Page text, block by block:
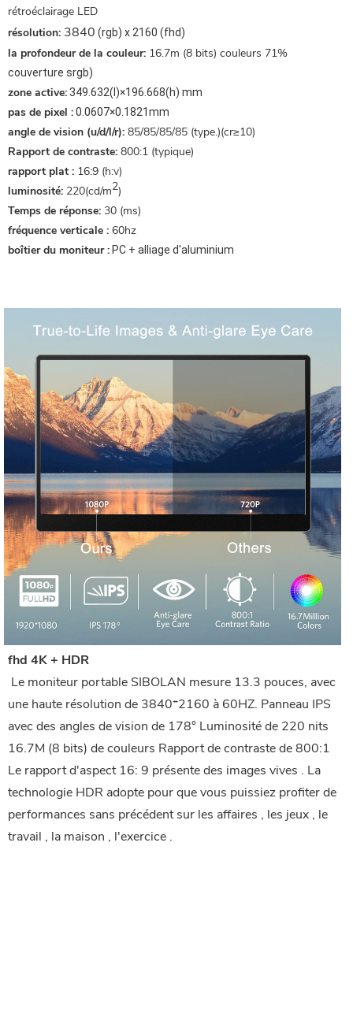
rétroéclairage LED
résolution: 3840 (rgb) x 2160 (fhd)
la profondeur de la couleur: 16.7m (8 bits) couleurs 71%
couverture srgb)
zone active:349.632(l)×196.668(h) mm
pas de pixel :0.0607×0.1821mm
angle de vision (u/d/l/r): 85/85/85/85 (type.)(cr≥10)
Rapport de contraste: 800:1 (typique)
rapport plat : 16:9 (h:v)
luminosité: 220(cd/m2)
Temps de réponse: 30 (ms)
fréquence verticale : 60hz
boîtier du moniteur : PC + alliage d'aluminium
fhd 4K + HDR
une haute résolution de 3840*2160 à 60HZ. Panneau IPS
avec des angles de vision de 178° Luminosité de 220 nits
16.7M (8 bits) de couleurs Rapport de contraste de 800:1
Le rapport d'aspect 16: 9 présente des images vives . La
technologie HDR adopte pour que vous puissiez profiter de
performances sans précédent sur les affaires , les jeux , le
travail , la maison , l'exercice .